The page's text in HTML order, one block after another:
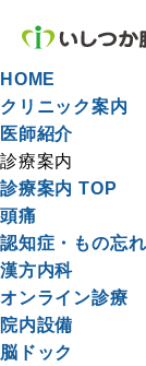
HOME
クリニック案内
医師紹介
診療案内
診療案内 TOP
頭痛
認知症・もの忘れ
漢方内科
オンライン診療
院内設備
脳ドック